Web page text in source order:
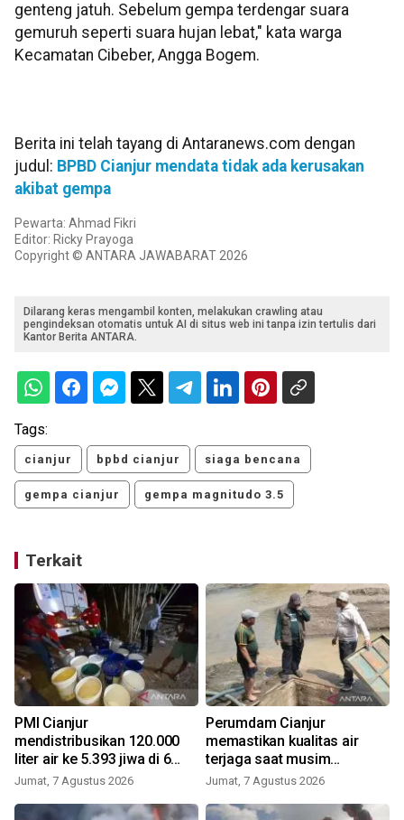
genteng jatuh. Sebelum gempa terdengar suara
gemuruh seperti suara hujan lebat," kata warga
Kecamatan Cibeber, Angga Bogem.
Berita ini telah tayang di Antaranews.com dengan
judul: BPBD Cianjur mendata tidak ada kerusakan
akibat gempa
Pewarta: Ahmad Fikri
Editor: Ricky Prayoga
Copyright © ANTARA JAWABARAT 2026
Dilarang keras mengambil konten, melakukan crawling atau
pengindeksan otomatis untuk AI di situs web ini tanpa izin tertulis dari
Kantor Berita ANTARA.
Tags:
cianjur bpbd cianjur siaga bencana
gempa cianjur gempa magnitudo 3.5
Terkait
PMI Cianjur
mendistribusikan 120.000
liter air ke 5.393 jiwa di 6
kecamatan
Jumat, 7 Agustus 2026
Perumdam Cianjur
memastikan kualitas air
terjaga saat musim
kemarau
Jumat, 7 Agustus 2026